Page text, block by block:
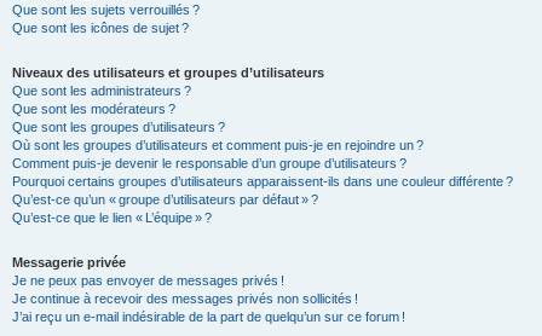
Que sont les sujets verrouillés ?
Que sont les icônes de sujet ?
Niveaux des utilisateurs et groupes d’utilisateurs
Que sont les administrateurs ?
Que sont les modérateurs ?
Que sont les groupes d’utilisateurs ?
Où sont les groupes d’utilisateurs et comment puis-je en rejoindre un ?
Comment puis-je devenir le responsable d’un groupe d’utilisateurs ?
Pourquoi certains groupes d’utilisateurs apparaissent-ils dans une couleur différente ?
Qu’est-ce qu’un « groupe d’utilisateurs par défaut » ?
Qu’est-ce que le lien « L’équipe » ?
Messagerie privée
Je ne peux pas envoyer de messages privés !
Je continue à recevoir des messages privés non sollicités !
J’ai reçu un e-mail indésirable de la part de quelqu’un sur ce forum !